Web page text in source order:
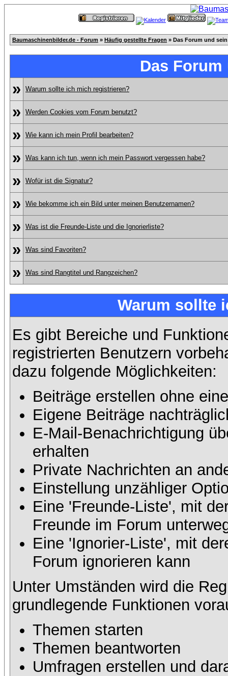
Baumaschinenbilder.de - Forum » Häufig gestellte Fragen » Das Forum und
Das
»
Warum sollte ich mich registrieren?
» Werden Cookies vom Forum benutzt?
» Wie kann ich mein Profil bearbeiten?
» Was kann ich tun, wenn ich mein Passwort vergessen habe?
» Wofür ist die Signatur?
» Wie bekomme ich ein Bild unter meinen Benutzernamen?
» Was ist die Freunde-Liste und die Ignorierliste?
» Was sind Favoriten?
» Was sind Rangtitel und Rangzeichen?
Warum sollte
Es gibt Bereiche und
registrierten Benutzern
dazu folgende Möglichkeiten:
Beiträge erstellen ohne
Eigene Beiträge
E-Mail-Benachrichtigung
erhalten
Private Nachrichten an
Einstellung unzähliger
Eine 'Freunde-Liste', mit
Freunde im Forum
Eine 'Ignorier-Liste', mit
Forum ignorieren kann
Unter Umständen wird die
grundlegende Funktionen
Themen starten
Themen beantworten
Umfragen erstellen und